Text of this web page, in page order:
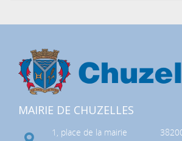
MAIRIE DE CHUZELLES
1, place de la mairie